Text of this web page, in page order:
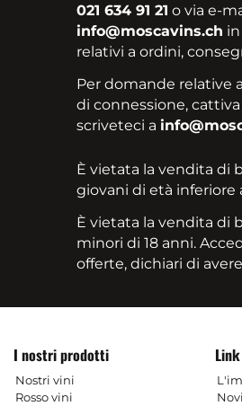
021 634 91 21 o via e-
info@moscavins.ch
relativi a ordini,
Per domande relative
di connessione, cattiva
scriveteci a
È vietata la vendita di
giovani di età inferiore
È vietata la vendita di
minori di 18 anni.
offerte, dichiari di
I nostri prodotti
Nostri vini
Rosso vini